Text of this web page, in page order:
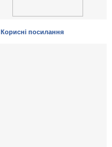
Корисні посилання